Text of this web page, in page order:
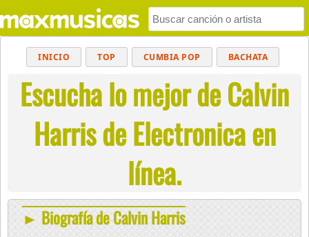
INICIO TOP CUMBIA POP BACHATA
MUSICA CRISTIANA REGGAETON
BALADAS ALTERNATIVO ELECTRÓNICA
CUMBIAS
Escucha lo mejor de Calvin
Harris de Electronica en
línea.
► Biografía de Calvin Harris